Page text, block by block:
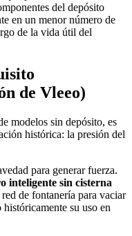
del depósito
en un menor número de
de la vida útil del
de Vleeo)
modelos sin depósito, es
histórica: la presión del
para generar fuerza.
inteligente sin cisterna
de fontanería para vaciar
su uso en